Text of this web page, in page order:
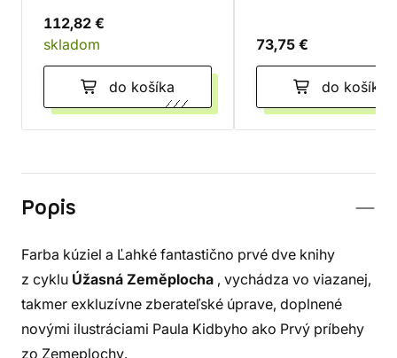
112,82 €
skladom
do košíka
73,75 €
do košíka
Popis
Farba kúziel a Ľahké fantastično prvé dve knihy
z cyklu Úžasná Zeměplocha , vychádza vo viazanej,
takmer exkluzívne zberateľské úprave, doplnené
novými ilustráciami Paula Kidbyho ako Prvý príbehy
zo Zemeplochy.